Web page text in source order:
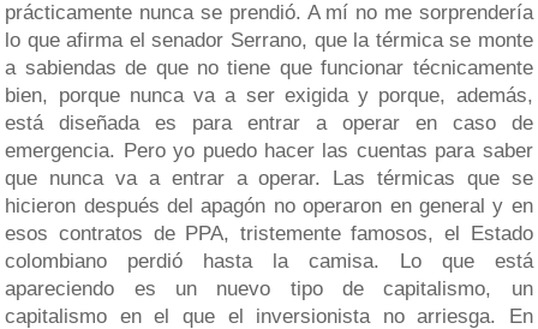
prácticamente nunca se prendió. A mí no me sorprendería
lo que afirma el senador Serrano, que la térmica se monte
a sabiendas de que no tiene que funcionar técnicamente
bien, porque nunca va a ser exigida y porque, además,
está diseñada es para entrar a operar en caso de
emergencia. Pero yo puedo hacer las cuentas para saber
que nunca va a entrar a operar. Las térmicas que se
hicieron después del apagón no operaron en general y en
esos contratos de PPA, tristemente famosos, el Estado
colombiano perdió hasta la camisa. Lo que está
apareciendo es un nuevo tipo de capitalismo, un
capitalismo en el que el inversionista no arriesga. En